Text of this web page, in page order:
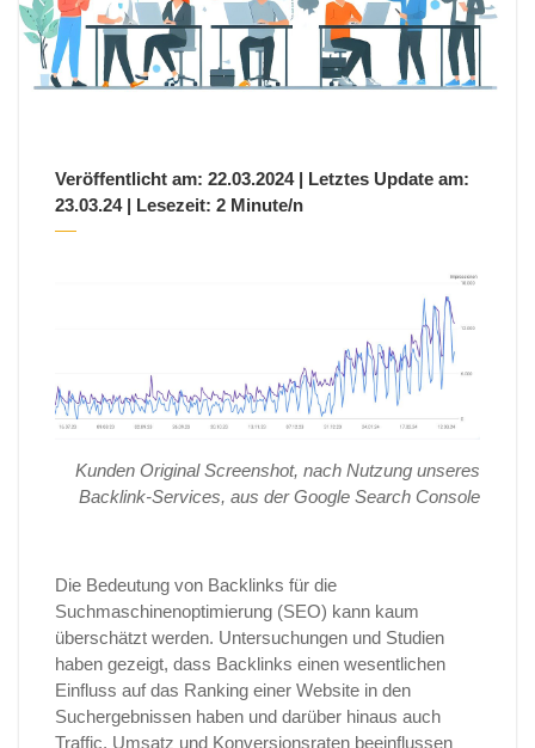
Veröffentlicht am: 22.03.2024 | Letztes Update am:
23.03.24 | Lesezeit: 2 Minute/n
Kunden Original Screenshot, nach Nutzung unseres
Backlink-Services, aus der Google Search Console
Die Bedeutung von Backlinks für die
Suchmaschinenoptimierung (SEO) kann kaum
überschätzt werden. Untersuchungen und Studien
haben gezeigt, dass Backlinks einen wesentlichen
Einfluss auf das Ranking einer Website in den
Suchergebnissen haben und darüber hinaus auch
Traffic, Umsatz und Konversionsraten beeinflussen